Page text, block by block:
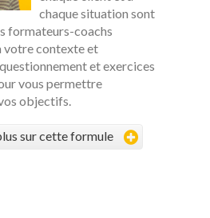
chaque situation sont
formateurs-coachs
votre contexte et
et exercices
vous permettre
objectifs.
sur cette formule